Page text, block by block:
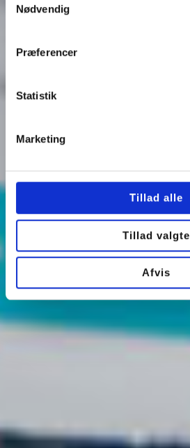
Nødvendig
Præferencer
Statistik
Marketing
Tillad alle
Tillad valgte
Afvis